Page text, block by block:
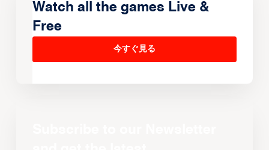
Watch all the games Live &
Free
今すぐ見る